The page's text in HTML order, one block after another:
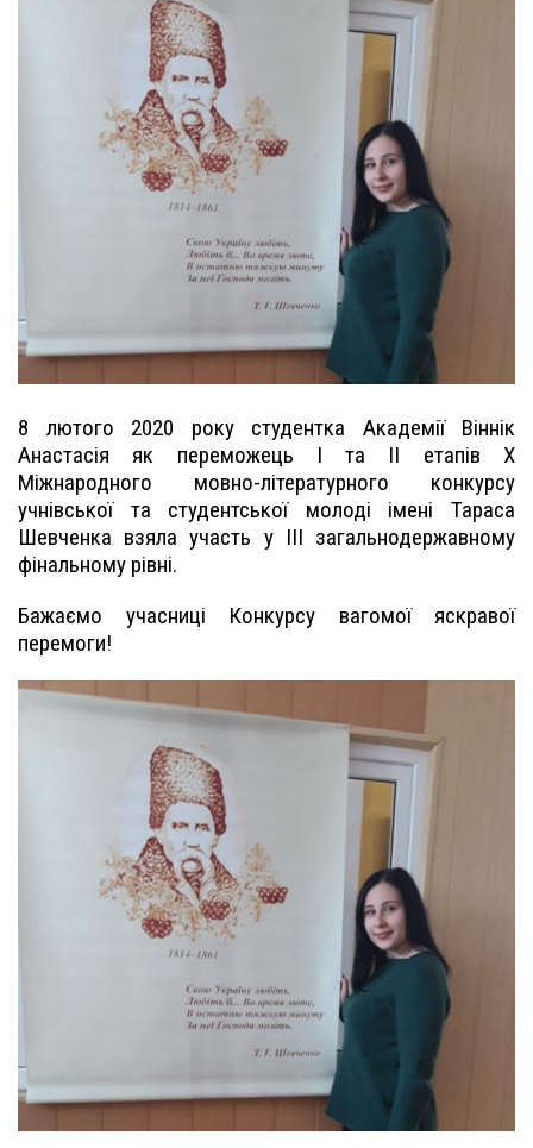
8 лютого 2020 року студентка Академії Віннік
Анастасія як переможець I та II етапів Х
Міжнародного мовно-літературного конкурсу
учнівської та студентської молоді імені Тараса
Шевченка взяла участь у III загальнодержавному
фінальному рівні.
Бажаємо учасниці Конкурсу вагомої яскравої
перемоги!